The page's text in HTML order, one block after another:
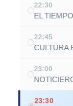
22:30
EL
22:45
CULTURA
23:00
23:30